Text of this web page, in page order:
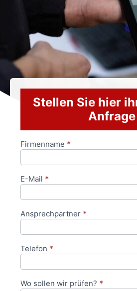
Stellen Sie hier
Anfrage
Anfrageformular
Firmenname *
E-Mail *
Ansprechpartner *
Telefon *
Wo sollen wir prüfen? *